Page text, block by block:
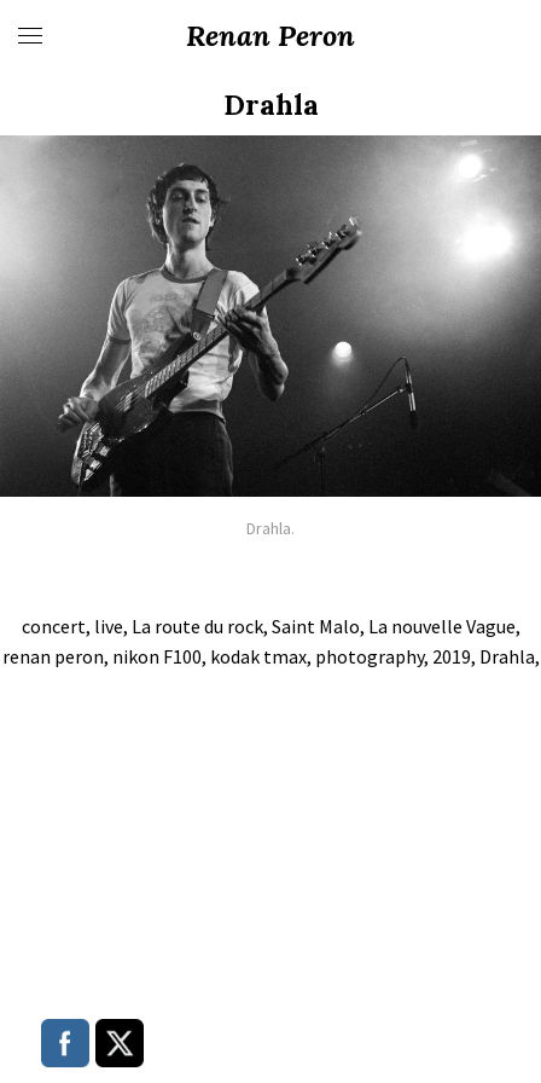
Renan Peron
Drahla
Drahla.
concert, live, La route du rock, Saint Malo, La nouvelle Vague,
renan peron, nikon F100, kodak tmax, photography, 2019, Drahla,